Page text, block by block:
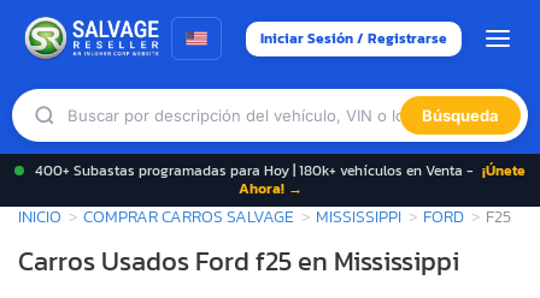
Iniciar Sesión / Registrarse
Búsqueda
400+ Subastas programadas para Hoy | 180k+ vehículos en Venta - ¡Únete
Ahora! →
INICIO COMPRAR CARROS SALVAGE MISSISSIPPI FORD F25
Carros Usados Ford f25 en Mississippi